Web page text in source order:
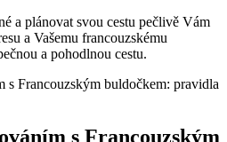
a plánovat svou cestu pečlivě Vám
a Vašemu francouzskému
a pohodlnou cestu.
s Francouzským